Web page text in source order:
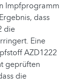
Impfprogramm
dass
die
Eine
AZD1222
geprüften
die